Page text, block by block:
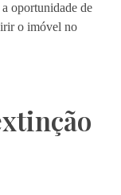
oportunidade de
o imóvel no